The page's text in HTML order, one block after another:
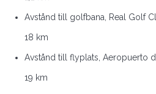
Avstånd till golfbana, Real Golf
18 km
Avstånd till flyplats, Aeropuerto
19 km